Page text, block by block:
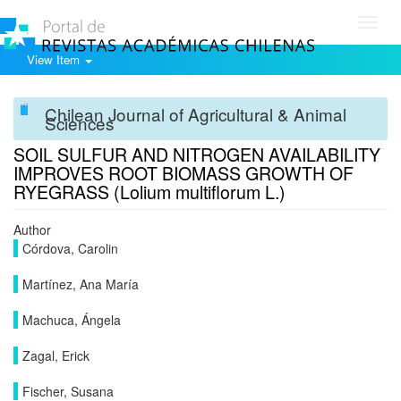
View Item
Chilean Journal of Agricultural & Animal
Sciences
SOIL SULFUR AND NITROGEN AVAILABILITY
IMPROVES ROOT BIOMASS GROWTH OF
RYEGRASS (Lolium multiflorum L.)
Author
Córdova, Carolin
Martínez, Ana María
Machuca, Ángela
Zagal, Erick
Fischer, Susana